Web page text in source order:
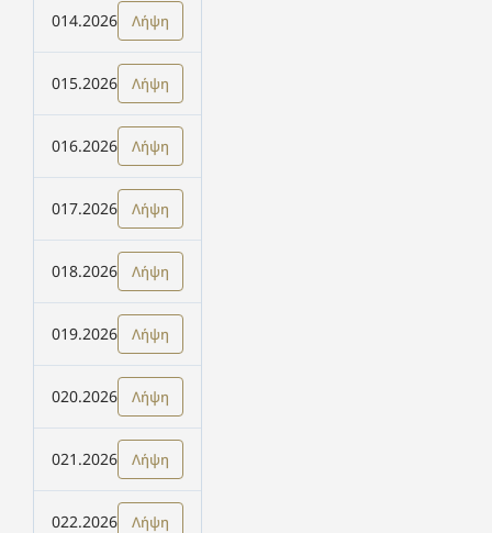
014.2026 Λήψη
015.2026 Λήψη
016.2026 Λήψη
017.2026 Λήψη
018.2026 Λήψη
019.2026 Λήψη
020.2026 Λήψη
021.2026 Λήψη
022.2026 Λήψη